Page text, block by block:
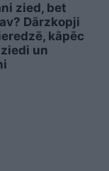
zied, bet
Dārzkopji
kāpēc
un